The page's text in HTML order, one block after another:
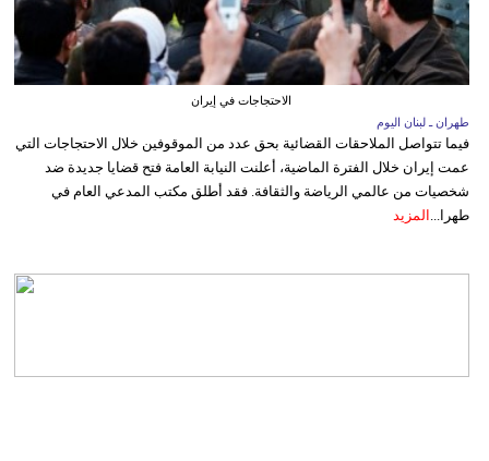
الاحتجاجات في إيران
طهران ـ لبنان اليوم
فيما تتواصل الملاحقات القضائية بحق عدد من الموقوفين خلال الاحتجاجات التي
عمت إيران خلال الفترة الماضية، أعلنت النيابة العامة فتح قضايا جديدة ضد
شخصيات من عالمي الرياضة والثقافة. فقد أطلق مكتب المدعي العام في
طهرا... المزيد